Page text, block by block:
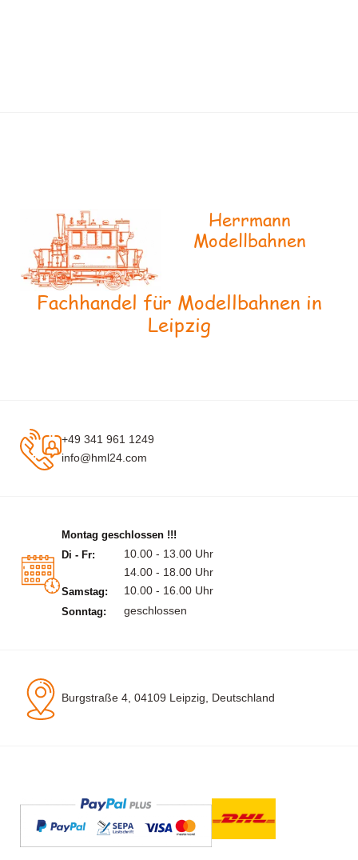
Herrmann
Modellbahnen
Fachhandel für Modellbahnen in
Leipzig
+49 341 961 1249
info@hml24.com
Montag geschlossen !!!
Di - Fr:
10.00 - 13.00 Uhr
14.00 - 18.00 Uhr
Samstag: 10.00 - 16.00 Uhr
Sonntag: geschlossen
Burgstraße 4, 04109 Leipzig, Deutschland